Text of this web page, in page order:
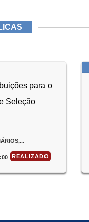
para o
Seleção
REALIZADO